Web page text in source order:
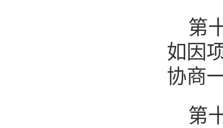
第
如因
协商
第